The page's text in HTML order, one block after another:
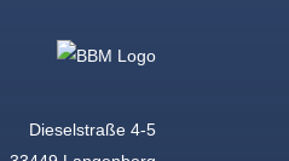
Dieselstraße 4-5